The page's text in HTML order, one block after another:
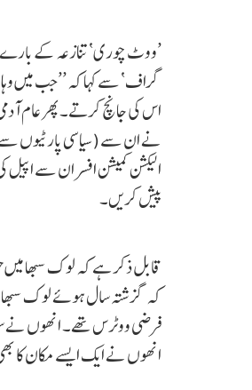
’ووٹ چوری‘ تنازعہ کے بارے
گراف‘ سے کہا کہ ’’جب میں وہاں
اس کی جانچ کرتے۔ پھر عام
نے ان سے (سیاسی پارٹیوں
الیکشن کمیشن افسران سے اپیل
پیش کریں۔
قابل ذکر ہے کہ لوک سبھا میں
کہ گزشتہ سال ہوئے لوک سبھا
فرضی ووٹرس تھے۔ انھوں نے
انھوں نے ایک ایسے مکان کا بھی ذکر